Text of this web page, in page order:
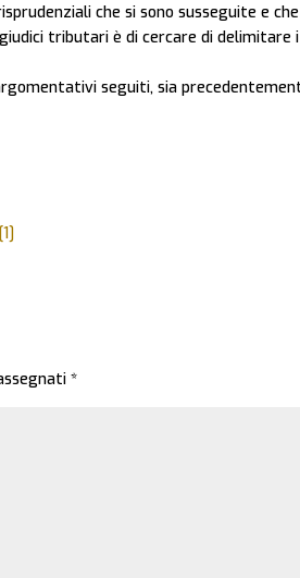
che si sono susseguite e
tributari è di cercare di delimitare
seguiti, sia
*